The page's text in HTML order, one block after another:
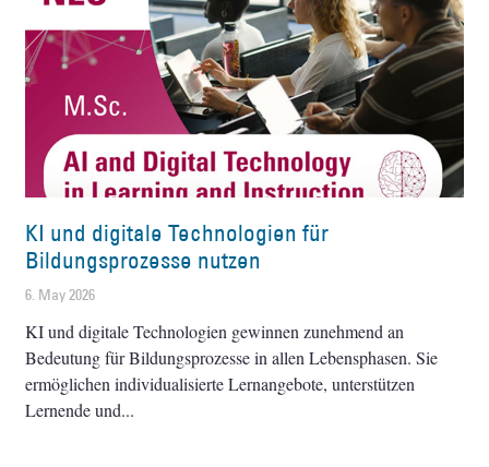
KI und digitale Technologien für
Bildungsprozesse nutzen
6. May 2026
KI und digitale Technologien gewinnen zunehmend an
Bedeutung für Bildungsprozesse in allen Lebensphasen. Sie
ermöglichen individualisierte Lernangebote, unterstützen
Lernende und